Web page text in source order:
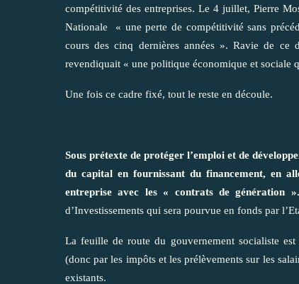
compétitivité des entreprises. Le 4 juillet, Pierre
Nationale « une perte de compétitivité sans
cours des cinq dernières années ». Ravie de ce
revendiquait « une politique économique et sociale
Une fois ce cadre fixé, tout le reste en découle.
Sous prétexte de protéger l’emploi et de
du capital en fournissant du financement, en
entreprise avec les « contrats de génération ».
d’Investissements qui sera pourvue en fonds par
La feuille de route du gouvernement socialiste
(donc par les impôts et les prélèvements sur les
existants.